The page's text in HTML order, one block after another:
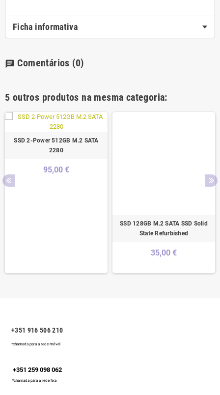
Ficha informativa
chat Comentários (0)
5 outros produtos na mesma categoria:
SSD 2-Power 512GB M.2 SATA
2280
95,00 €
SSD 128GB M.2 SATA SSD Solid
State Refurbished
35,00 €
+351 916 506 210
*chamada para a rede móvel
+351 259 098 062
*chamada para a rede fixa